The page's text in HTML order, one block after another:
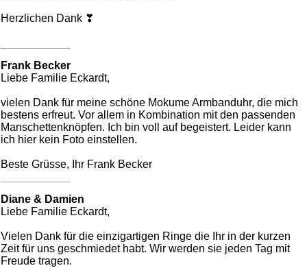
Herzlichen Dank ❣
Frank Becker
Liebe Familie Eckardt,
vielen Dank für meine schöne Mokume Armbanduhr, die mich
bestens erfreut. Vor allem in Kombination mit den passenden
Manschettenknöpfen. Ich bin voll auf begeistert. Leider kann
ich hier kein Foto einstellen.
Beste Grüsse, Ihr Frank Becker
Diane & Damien
Liebe Familie Eckardt,
Vielen Dank für die einzigartigen Ringe die Ihr in der kurzen
Zeit für uns geschmiedet habt. Wir werden sie jeden Tag mit
Freude tragen.